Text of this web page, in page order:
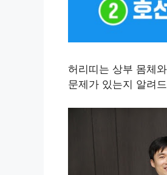
허리띠는 상부 몸체
문제가 있는지 알려